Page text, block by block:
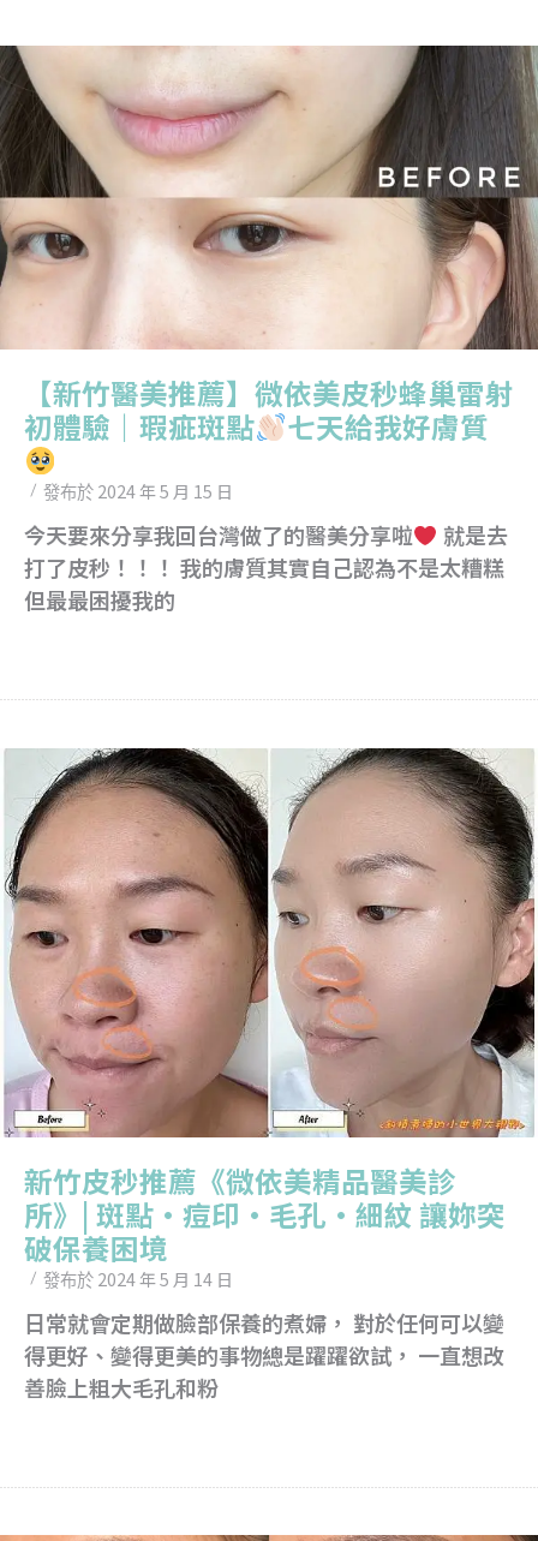
【新竹醫美推薦】微依美皮秒蜂巢雷射
初體驗｜瑕疵斑點
七天給我好膚質
發布於 2024 年 5 月 15 日
今天要來分享我回台灣做了的醫美分享啦
就是去
打了皮秒！！！ 我的膚質其實自己認為不是太糟糕
但最最困擾我的
新竹皮秒推薦《微依美精品醫美診
所》| 斑點•痘印•毛孔•細紋 讓妳突
破保養困境
發布於 2024 年 5 月 14 日
日常就會定期做臉部保養的煮婦， 對於任何可以變
得更好、變得更美的事物總是躍躍欲試， 一直想改
善臉上粗大毛孔和粉